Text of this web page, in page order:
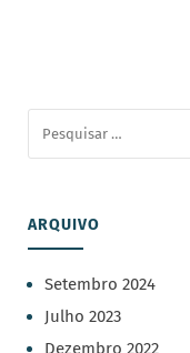
ARQUIVO
Setembro 2024
Julho 2023